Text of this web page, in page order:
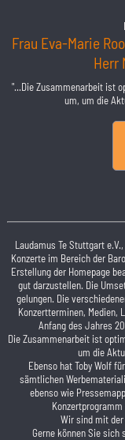
Frau Eva-Marie
Herr
"...Die Zusammenarbeit ist
um, um die
Laudamus Te Stuttgart
Konzerte im Bereich der
Erstellung der Homepage
gut darzustellen. Die
gelungen. Die
Konzertterminen, Medien,
Anfang des Jahres
Die Zusammenarbeit ist
um die
Ebenso hat Toby Wolf
sämtlichen
ebenso wie
Wir sind mit der
Gerne können Sie